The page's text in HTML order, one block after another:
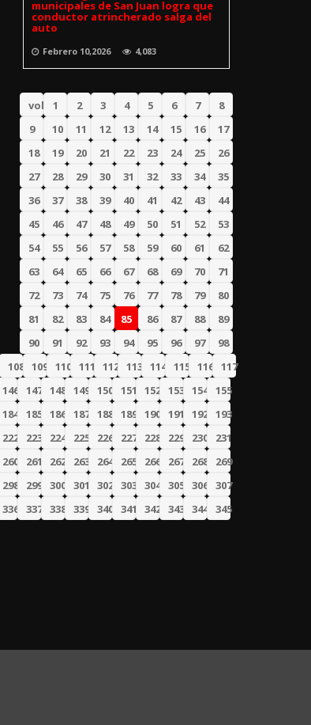
municipales de San Juan logra que
conductor atrincherado salga del
auto
Febrero 10,2026 4,083
volver
1 2 3 4 5 6 7
8
9
10 11 12 13 14 15 16
17
18
19 20 21 22 23 24 25
26
27
28 29 30 31 32 33 34
35
36
37 38 39 40 41 42 43
44
45
46 47 48 49 50 51 52
53
54
55 56 57 58 59 60 61
62
63
64 65 66 67 68 69 70
71
72
73 74 75 76 77 78 79
80
81
82 83 84 85 86 87 88
89
90
91 92 93 94 95 96 97
98
108 109 110 111 112 113 114 115 116
117
146 147 148 149 150 151 152 153 154
155
184 185 186 187 188 189 190 191 192
193
222 223 224 225 226 227 228 229 230
231
260 261 262 263 264 265 266 267 268
269
298 299 300 301 302 303 304 305 306
307
336 337 338 339 340 341 342 343 344
345